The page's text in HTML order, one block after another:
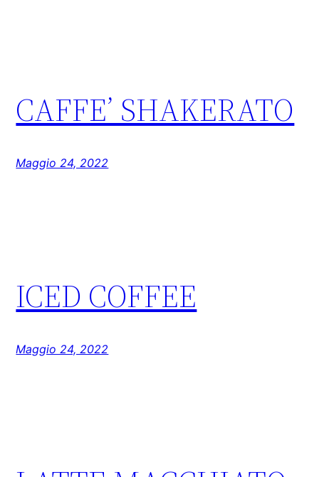
CAFFE’ SHAKERATO
Maggio 24, 2022
ICED COFFEE
Maggio 24, 2022